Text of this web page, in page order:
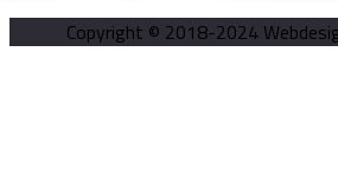
Copyright © 2018-2024